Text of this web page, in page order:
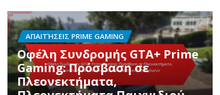
ΕΒΔΟΜΑΔΙΑΊΑ ΒΡΑΒΕΊΑ ΕΚΔΗΛΏΣΕΩΝ
GTA+ Εβδομαδιαίες
Προκλήσεις: Στόχοι,